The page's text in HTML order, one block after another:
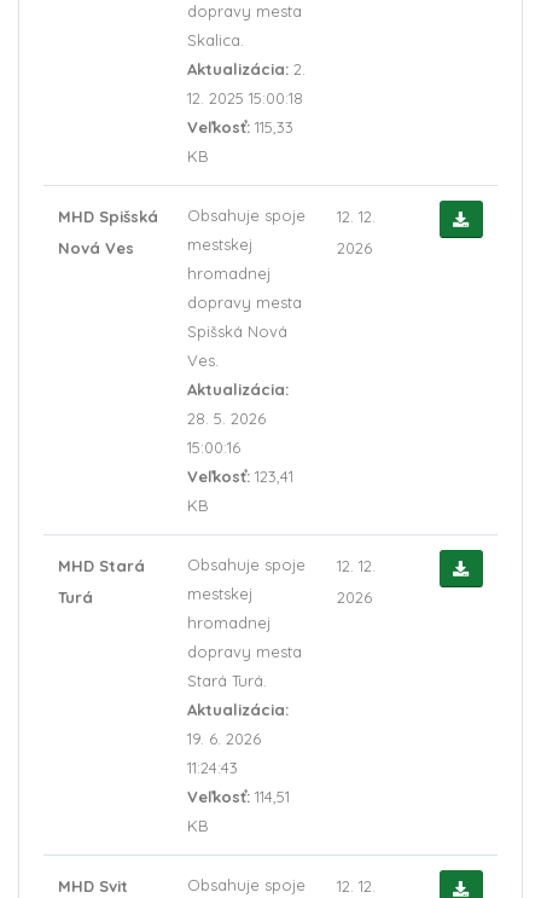
dopravy mesta
Skalica.
Aktualizácia: 2.
12. 2025 15:00:18
Veľkosť: 115,33
KB
MHD Spišská
Nová Ves
Obsahuje spoje
mestskej
hromadnej
dopravy mesta
Spišská Nová
Ves.
Aktualizácia:
28. 5. 2026
15:00:16
Veľkosť: 123,41
KB
12. 12.
2026
MHD Stará
Turá
Obsahuje spoje
mestskej
hromadnej
dopravy mesta
Stará Turá.
Aktualizácia:
19. 6. 2026
11:24:43
Veľkosť: 114,51
KB
12. 12.
2026
MHD Svit
Obsahuje spoje
12. 12.